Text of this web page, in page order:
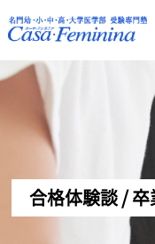
合格体験談 /